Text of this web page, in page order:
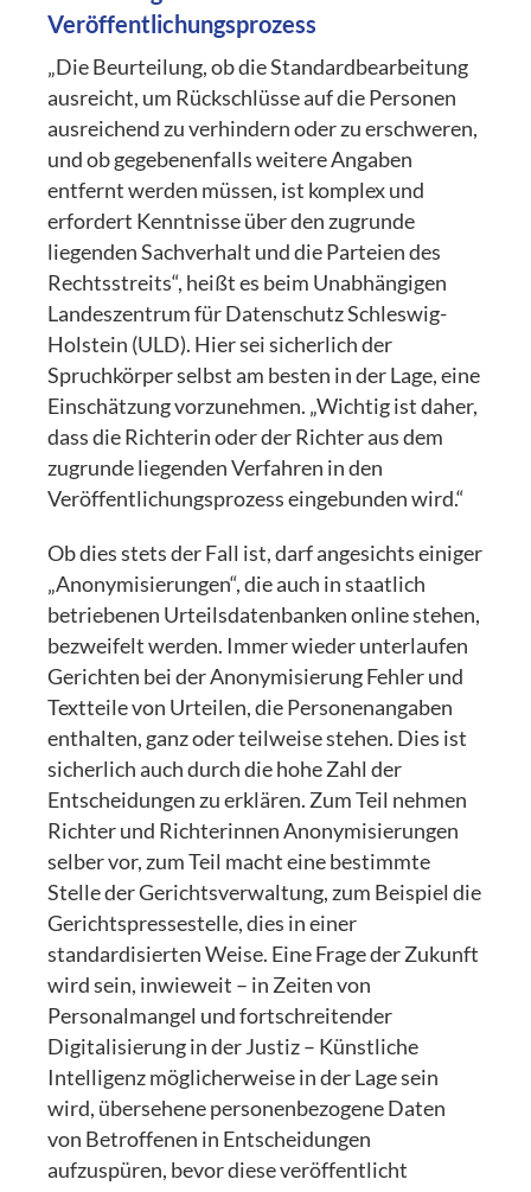
Veröffentlichungsprozess
„Die Beurteilung, ob die Standardbearbeitung
ausreicht, um Rückschlüsse auf die Personen
ausreichend zu verhindern oder zu erschweren,
und ob gegebenenfalls weitere Angaben
entfernt werden müssen, ist komplex und
erfordert Kenntnisse über den zugrunde
liegenden Sachverhalt und die Parteien des
Rechtsstreits“, heißt es beim Unabhängigen
Landeszentrum für Datenschutz Schleswig-
Holstein (ULD). Hier sei sicherlich der
Spruchkörper selbst am besten in der Lage, eine
Einschätzung vorzunehmen. „Wichtig ist daher,
dass die Richterin oder der Richter aus dem
zugrunde liegenden Verfahren in den
Veröffentlichungsprozess eingebunden wird.“
Ob dies stets der Fall ist, darf angesichts einiger
„Anonymisierungen“, die auch in staatlich
betriebenen Urteilsdatenbanken online stehen,
bezweifelt werden. Immer wieder unterlaufen
Gerichten bei der Anonymisierung Fehler und
Textteile von Urteilen, die Personenangaben
enthalten, ganz oder teilweise stehen. Dies ist
sicherlich auch durch die hohe Zahl der
Entscheidungen zu erklären. Zum Teil nehmen
Richter und Richterinnen Anonymisierungen
selber vor, zum Teil macht eine bestimmte
Stelle der Gerichtsverwaltung, zum Beispiel die
Gerichtspressestelle, dies in einer
standardisierten Weise. Eine Frage der Zukunft
wird sein, inwieweit – in Zeiten von
Personalmangel und fortschreitender
Digitalisierung in der Justiz – Künstliche
Intelligenz möglicherweise in der Lage sein
wird, übersehene personenbezogene Daten
von Betroffenen in Entscheidungen
aufzuspüren, bevor diese veröffentlicht